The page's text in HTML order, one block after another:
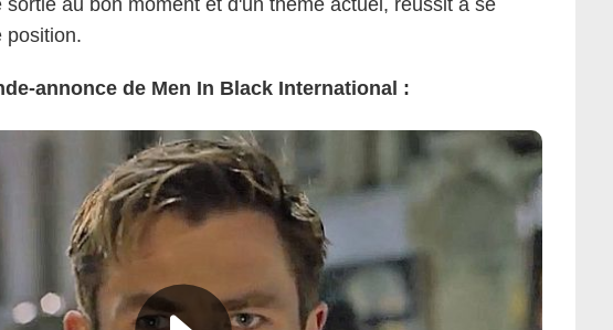
sortie au bon moment et d'un thème actuel, réussit à se
position.
annonce de Men In Black International :